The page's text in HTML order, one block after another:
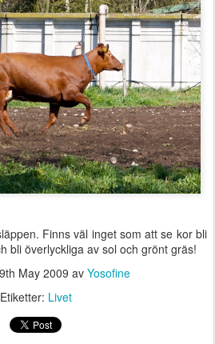
Finns väl inget som att se kor bli
bli överlyckliga av sol och grönt gräs!
9th May 2009 av Yosofine
Etiketter: Livet